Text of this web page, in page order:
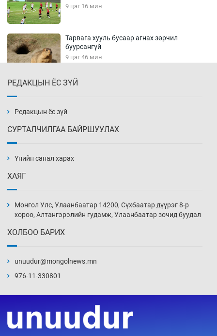
9 цаг 16 мин
Тарвага хууль бусаар агнах зөрчил
буурсангүй
9 цаг 46 мин
10 цаг 16 мин
10 цаг 46 мин
11 цаг 16 мин
хэмжээг шинэчлэн тогтоох нь
12 цаг 16 мин
РЕДАКЦЫН ЁС ЗҮЙ
Редакцын ёс зүй
СУРТАЛЧИЛГАА БАЙРШУУЛАХ
Үнийн санал харах
ХАЯГ
Монгол Улс, Улаанбаатар 14200, Сүхбаатар дүүрэг 8-р
хороо, Алтангэрэлийн гудамж, Улаанбаатар зочид буудал
ХОЛБОО БАРИХ
unuudur@mongolnews.mn
976-11-330801